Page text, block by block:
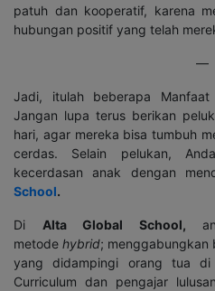
patuh dan kooperatif, karena
hubungan positif yang telah
—
Jadi, itulah beberapa
Jangan lupa terus berikan
hari, agar mereka bisa tumbuh
cerdas. Selain pelukan,
kecerdasan anak dengan
School.
Di Alta Global School,
metode hybrid; menggabungkan
yang didampingi orang tua di
Curriculum dan pengajar